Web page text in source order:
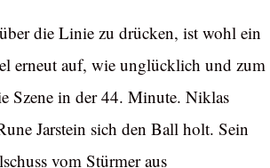
die Linie zu drücken, ist wohl ein
erneut auf, wie unglücklich und zum
Szene in der 44. Minute. Niklas
Jarstein sich den Ball holt. Sein
vom Stürmer aus